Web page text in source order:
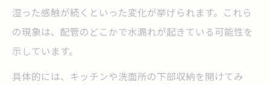
湿った感触が続くといった変化が挙げられます。これら
の現象は、配管のどこかで水漏れが起きている可能性を
示しています。
具体的には、キッチンや洗面所の下部収納を開けてみ